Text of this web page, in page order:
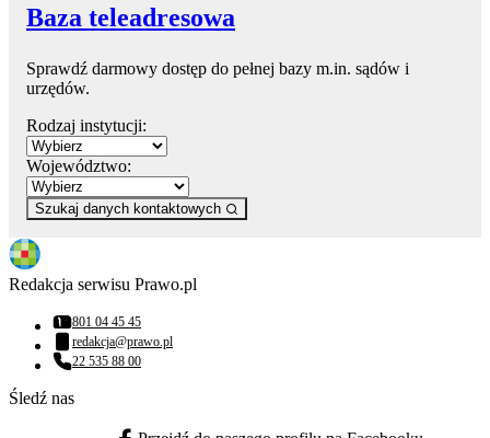
Baza teleadresowa
Sprawdź darmowy dostęp do pełnej bazy m.in. sądów i
urzędów.
Rodzaj instytucji:
Województwo:
Szukaj danych kontaktowych
Redakcja serwisu Prawo.pl
Numer telefonu:
801 04 45 45
Adres email:
redakcja@prawo.pl
Numer telefonu:
22 535 88 00
Śledź nas